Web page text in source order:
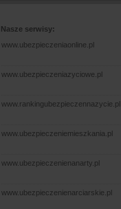
Nasze serwisy:
www.ubezpieczeniaonline.pl
www.ubezpieczeniazyciowe.pl
www.rankingubezpieczennazycie.pl
www.ubezpieczeniemieszkania.pl
www.ubezpieczenienanarty.pl
www.ubezpieczenienarciarskie.pl